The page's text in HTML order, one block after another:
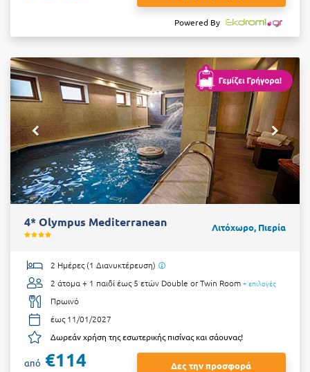
Powered By
4* Olympus Mediterranean Λιτόχωρο, Πιερία
2 Ημέρες (1 Διανυκτέρευση)
2 άτομα + 1 παιδί έως 5 ετών Double or Twin Room + επιλογές
Πρωινό
έως 11/01/2027
Δωρεάν χρήση της εσωτερικής πισίνας και σάουνας!
από €114 Δες την προσφορά